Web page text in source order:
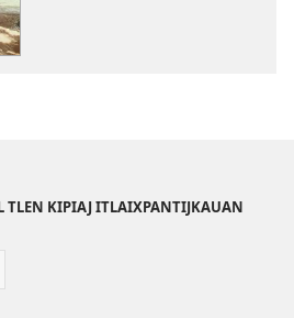
TLEN KIPIAJ ITLAIXPANTIJKAUAN